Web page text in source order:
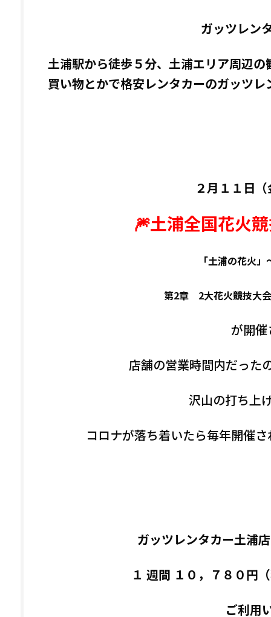
ガッツレン
土浦駅から徒歩５分、土浦エリア周辺
買い物とかで格安レンタカーのガッツ
２月１１日
🎆土浦全国花火
「土浦の花火
第2章 2大花火競技大
が開
店舗の営業時間内だった
沢山の打ち上
コロナが落ち着いたら毎年開催
ガッツレンタカー土浦
１ 週間 １０，７８０円
ご利用